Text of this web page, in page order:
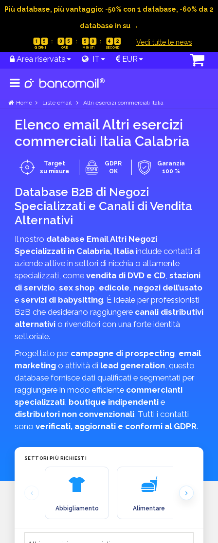
Più database, più vantaggio: -50% con 1 database, -60% da 2
database in su →
1 5 0 5 5 0 4 1 Vedi tutte le news
Area riservata IT EUR
Home Liste email Altri esercizi commerciali Italia
Elenco email Altri esercizi
commerciali Italia Calabria
Target
su misura
GDPR
OK
Garanzia
100 %
Database B2B di Negozi
Specializzati e Canali di Vendita
Alternativi
Il nostro database Email Altri Negozi
Specializzati in Calabria, Italia include contatti di
aziende attive in settori di nicchia o altamente
specializzati, come vendita di DVD e CD, stazioni
di servizio, sex shop, edicole, negozi dell’usato
e servizi di babysitting. È ideale per professionisti
B2B che desiderano raggiungere canali distributivi
alternativi o rivenditori con una forte identità
settoriale.
Progettato per campagne di prospecting, email
marketing o attività di lead generation, questo
database fornisce dati qualificati e segmentati per
raggiungere in modo efficiente commercianti
specializzati, boutique indipendenti e
distributori non convenzionali. Tutti i contatti
sono verificati, aggiornati e conformi al GDPR.
SETTORI PIÙ RICHIESTI
Abbigliamento Alimentare